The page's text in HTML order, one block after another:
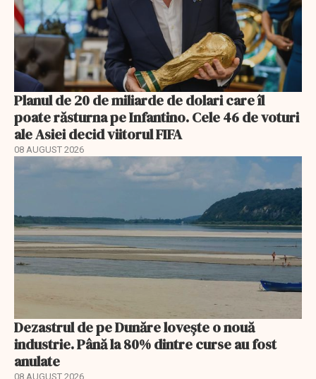
Planul de 20 de miliarde de dolari care îl
poate răsturna pe Infantino. Cele 46 de voturi
ale Asiei decid viitorul FIFA
08 AUGUST 2026
Dezastrul de pe Dunăre lovește o nouă
industrie. Până la 80% dintre curse au fost
anulate
08 AUGUST 2026